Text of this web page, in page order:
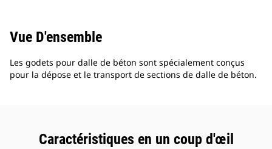
Vue D'ensemble
Les godets pour dalle de béton sont spécialement conçus
pour la dépose et le transport de sections de dalle de béton.
Caractéristiques en un coup d'œil